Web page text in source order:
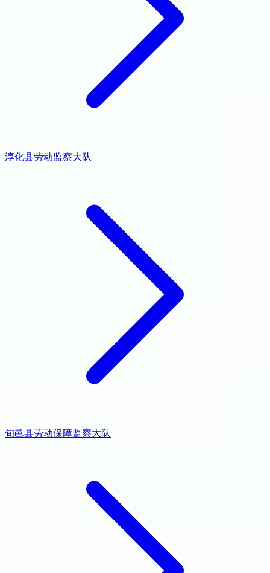
淳化县劳动监察大队
旬邑县劳动保障监察大队